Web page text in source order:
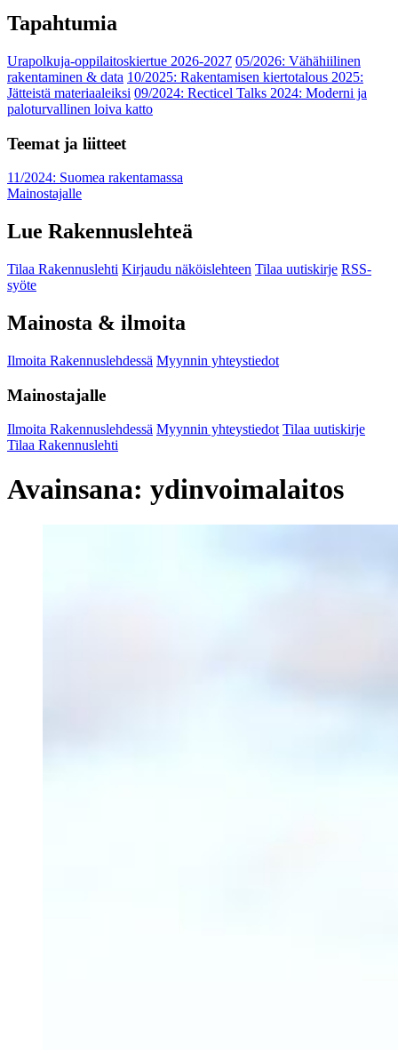
Tapahtumia
Urapolkuja-oppilaitoskiertue 2026-2027 05/2026: Vähähiilinen
rakentaminen & data 10/2025: Rakentamisen kiertotalous 2025:
Jätteistä materiaaleiksi 09/2024: Recticel Talks 2024: Moderni ja
paloturvallinen loiva katto
Teemat ja liitteet
11/2024: Suomea rakentamassa
Mainostajalle
Lue Rakennuslehteä
Tilaa Rakennuslehti Kirjaudu näköislehteen Tilaa uutiskirje RSS-
syöte
Mainosta & ilmoita
Ilmoita Rakennuslehdessä Myynnin yhteystiedot
Mainostajalle
Ilmoita Rakennuslehdessä Myynnin yhteystiedot Tilaa uutiskirje
Tilaa Rakennuslehti
Avainsana: ydinvoimalaitos